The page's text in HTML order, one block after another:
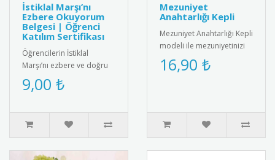
İstiklal Marşı’nı
Ezbere Okuyorum
Belgesi | Öğrenci
Katılım Sertifikası
Öğrencilerin İstiklal
Marşı’nı ezbere ve doğru
şekilde okumalarını teşvik
etmek amacıyla hazırlanan
9,00 ₺
Mezuniyet
Anahtarlığı Kepli
Mezuniyet Anahtarlığı Kepli
modeli ile mezuniyetinizi
unutulmaz kılın! Şık
tasarımıyla yıllarca sakl..
16,90 ₺